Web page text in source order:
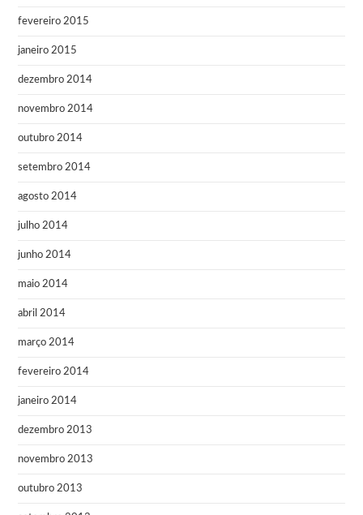
fevereiro 2015
janeiro 2015
dezembro 2014
novembro 2014
outubro 2014
setembro 2014
agosto 2014
julho 2014
junho 2014
maio 2014
abril 2014
março 2014
fevereiro 2014
janeiro 2014
dezembro 2013
novembro 2013
outubro 2013